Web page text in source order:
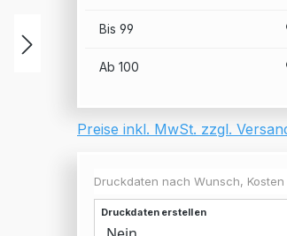
Bis 99
Ab 100
Preise inkl. MwSt. zzgl.
Druckdaten nach Wunsch,
Druckdaten erstellen